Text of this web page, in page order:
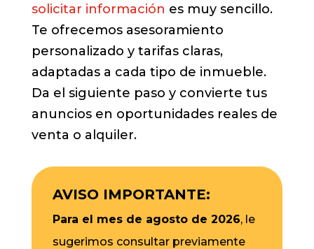
solicitar información es muy sencillo.
Te ofrecemos asesoramiento
personalizado y tarifas claras,
adaptadas a cada tipo de inmueble.
Da el siguiente paso y convierte tus
anuncios en oportunidades reales de
venta o alquiler.
AVISO IMPORTANTE:
Para el mes de agosto de 2026, le
sugerimos consultar previamente